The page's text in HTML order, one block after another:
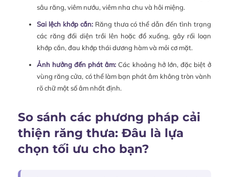
sâu răng, viêm nướu, viêm nha chu và hôi miệng.
Sai lệch khớp cắn:Răng thưa có thể dẫn đến tình trạng
các răng đối diện trồi lên hoặc đổ xuống, gây rối loạn
khớp cắn, đau khớp thái dương hàm và mỏi cơ mặt.
Ảnh hưởng đến phát âm: Các khoảng hở lớn, đặc biệt ở
vùng răng cửa, có thể làm bạn phát âm không tròn vành
rõ chữ một số âm nhất định.
So sánh các phương pháp cải
thiện răng thưa: Đâu là lựa
chọn tối ưu cho bạn?